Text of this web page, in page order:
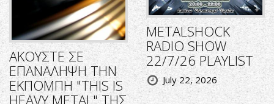
ΑΚΟΥΣΤΕ ΣΕ
ΕΠΑΝΑΛΗΨΗ ΤΗΝ
ΕΚΠΟΜΠΗ "THIS IS
HEAVY METAL" ΤΗΣ
METALSHOCK
RADIO SHOW
22/7/26 PLAYLIST
July 22, 2026